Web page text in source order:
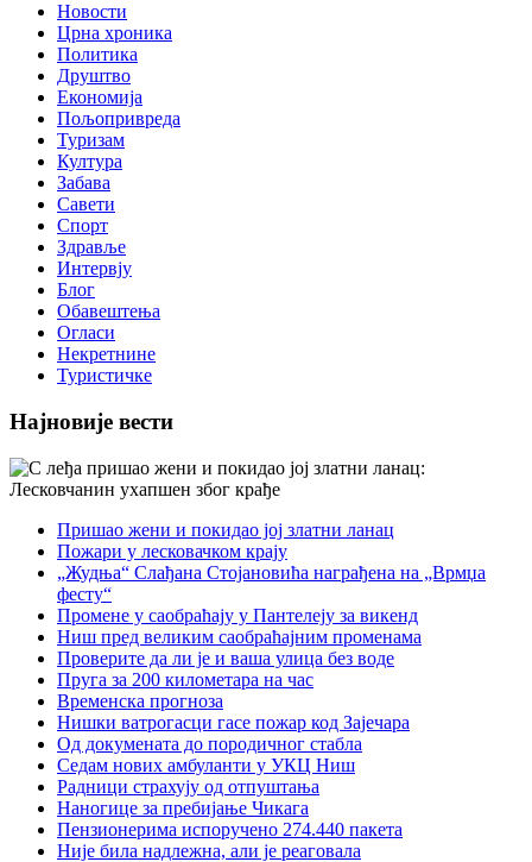
Новости
Црна хроника
Политика
Друштво
Економија
Пољопривреда
Туризам
Култура
Забава
Савети
Спорт
Здравље
Интервју
Блог
Обавештења
Огласи
Некретнине
Туристичке
Најновије вести
Пришао жени и покидао јој златни ланац
Пожари у лесковачком крају
„Жудња“ Слађана Стојановића награђена на „Врмџа
фесту“
Промене у саобраћају у Пантелеју за викенд
Ниш пред великим саобраћајним променама
Проверите да ли је и ваша улица без воде
Пруга за 200 километара на час
Временска прогноза
Нишки ватрогасци гасе пожар код Зајечара
Од докумената до породичног стабла
Седам нових амбуланти у УКЦ Ниш
Радници страхују од отпуштања
Наногице за пребијање Чикага
Пензионерима испоручено 274.440 пакета
Није била надлежна, али је реаговала